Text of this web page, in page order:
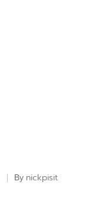
Posted
By nickpisit